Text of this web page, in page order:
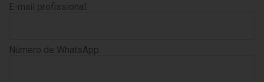
E-mail profissional:
Número de WhatsApp: